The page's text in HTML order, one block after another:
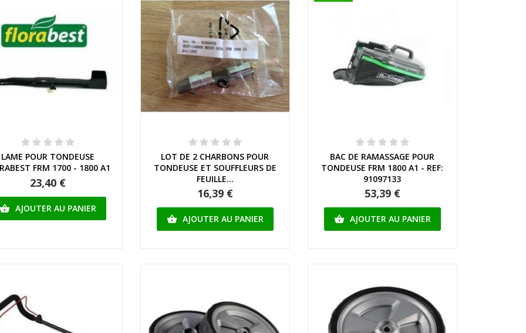
Aperçu rapide
LAME POUR TONDEUSE
FRM 1700 - 1800 A1
23,40 €
AJOUTER AU PANIER
Aperçu rapide
LOT DE 2 CHARBONS POUR
TONDEUSE ET SOUFFLEURS DE
FEUILLE...
16,39 €
 AJOUTER AU PANIER
Aperçu rapide
BAC DE RAMASSAGE POUR
TONDEUSE FRM 1800 A1 - REF:
91097133
53,39 €
 AJOUTER AU PANIER